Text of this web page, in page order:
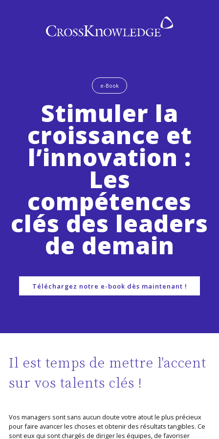
e-Book
Stimuler la
croissance et
l’innovation :
Les
compétences
clés des leaders
de demain
Téléchargez notre e-book dès maintenant !
Il est temps de mettre l'accent
sur vos talents clés !
Vos managers sont sans aucun doute votre atout le plus précieux
pour faire avancer les choses et obtenir des résultats tangibles. Ce
sont eux qui sont chargés de diriger les équipes, de favoriser